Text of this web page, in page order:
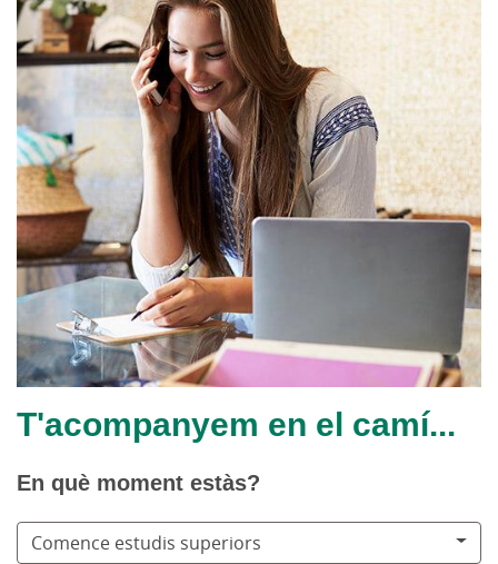
T'acompanyem en el camí...
En què moment estàs?
Comence estudis superiors